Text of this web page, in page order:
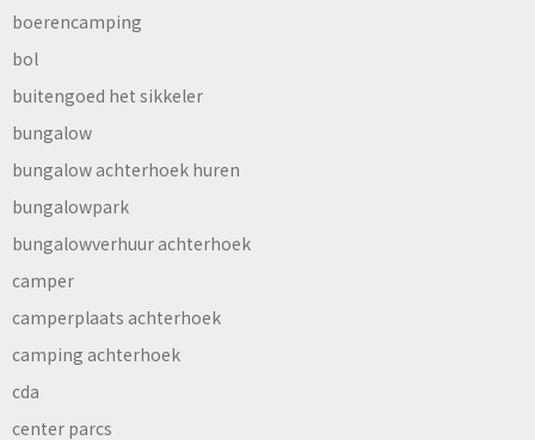
boerencamping
bol
buitengoed het sikkeler
bungalow
bungalow achterhoek huren
bungalowpark
bungalowverhuur achterhoek
camper
camperplaats achterhoek
camping achterhoek
cda
center parcs